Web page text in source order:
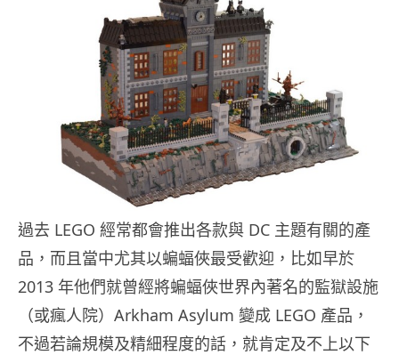
過去 LEGO 經常都會推出各款與 DC 主題有關的產
品，而且當中尤其以蝙蝠俠最受歡迎，比如早於
2013 年他們就曾經將蝙蝠俠世界內著名的監獄設施
（或瘋人院）Arkham Asylum 變成 LEGO 產品，
不過若論規模及精細程度的話，就肯定及不上以下